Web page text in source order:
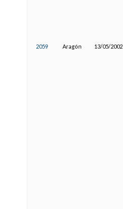
2059 Aragón 13/05/2002